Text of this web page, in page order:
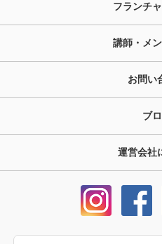
フランチ
講師・メ
お問い
ブ
運営会社